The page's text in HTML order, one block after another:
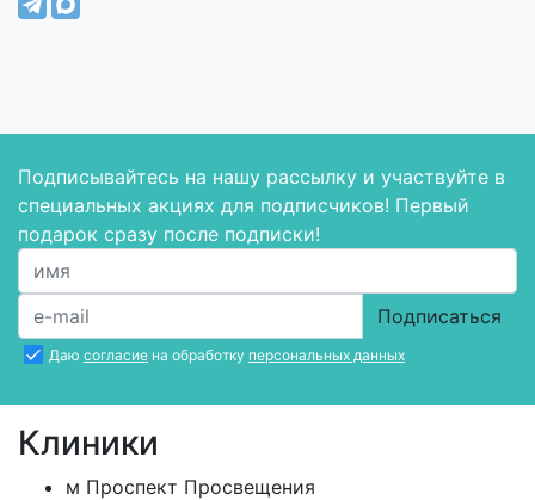
Подписывайтесь на нашу рассылку и участвуйте в
специальных акциях для подписчиков! Первый
подарок сразу после подписки!
Подписаться
Даю согласиена обработку персональных данных
Клиники
м Проспект Просвещения